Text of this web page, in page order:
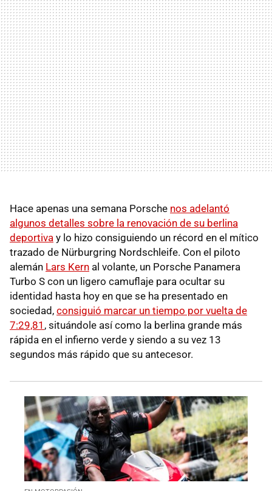
Hace apenas una semana Porsche nos adelantó
algunos detalles sobre la renovación de su berlina
deportiva y lo hizo consiguiendo un récord en el mítico
trazado de Nürburgring Nordschleife. Con el piloto
alemán Lars Kern al volante, un Porsche Panamera
Turbo S con un ligero camuflaje para ocultar su
identidad hasta hoy en que se ha presentado en
sociedad, consiguió marcar un tiempo por vuelta de
7:29,81 , situándole así como la berlina grande más
rápida en el infierno verde y siendo a su vez 13
segundos más rápido que su antecesor.